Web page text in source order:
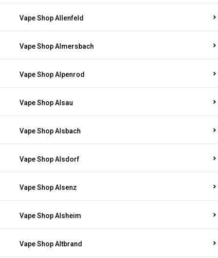
Vape Shop Allenfeld
Vape Shop Almersbach
Vape Shop Alpenrod
Vape Shop Alsau
Vape Shop Alsbach
Vape Shop Alsdorf
Vape Shop Alsenz
Vape Shop Alsheim
Vape Shop Altbrand